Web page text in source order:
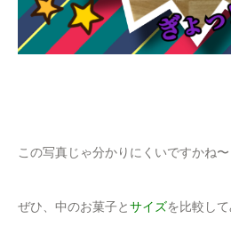
この写真じゃ分かりにくいですかね〜
ぜひ、中のお菓子とサイズを比較して